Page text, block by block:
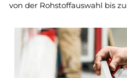
von der Rohstoffauswahl bis